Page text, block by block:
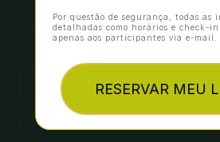
Por questão de segurança, todas as
detalhadas como horários e check-in
apenas aos participantes via e-mail.
RESERVAR MEU